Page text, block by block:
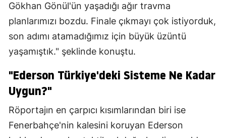
Gökhan Gönül'ün yaşadığı ağır travma
planlarımızı bozdu. Finale çıkmayı çok istiyorduk,
son adımı atamadığımız için büyük üzüntü
yaşamıştık." şeklinde konuştu.
"Ederson Türkiye'deki Sisteme Ne Kadar
Uygun?"
Röportajın en çarpıcı kısımlarından biri ise
Fenerbahçe'nin kalesini koruyan Ederson